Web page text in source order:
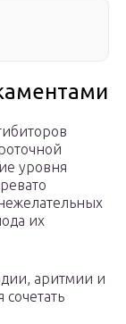
уровня
их
аритмии и